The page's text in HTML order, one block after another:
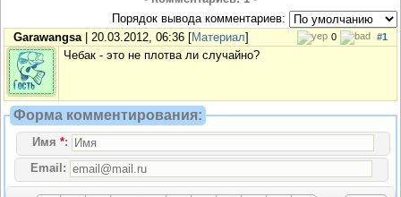
Порядок вывода комментариев:
Garawangsa| 20.03.2012, 06:36 [Материал] 0 #1
Чебак - это не плотва ли случайно?
Форма комментирования:
Имя *:
Email: